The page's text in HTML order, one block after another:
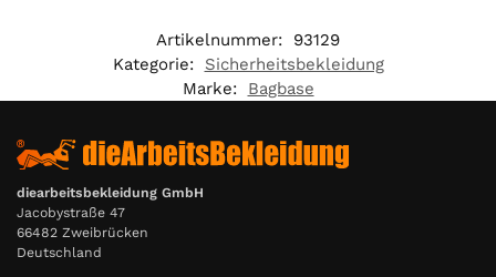
Artikelnummer:
93129
Kategorie:
Sicherheitsbekleidung
Marke:
Bagbase
diearbeitsbekleidung GmbH
Jacobystraße 47
66482 Zweibrücken
Deutschland